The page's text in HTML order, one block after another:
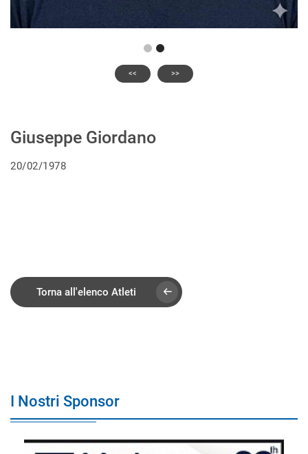
<< >>
Giuseppe Giordano
20/02/1978
Torna all'elenco Atleti
I Nostri Sponsor